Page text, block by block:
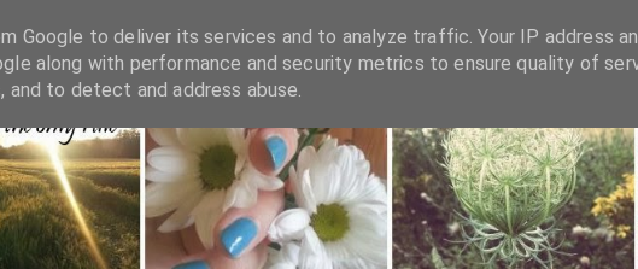
Google to deliver its services and to analyze traffic. Your IP address
along with performance and security metrics to ensure quality of
to detect and address abuse.